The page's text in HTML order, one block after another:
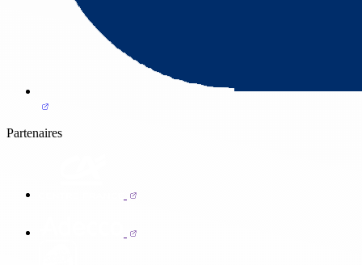
Partenaires